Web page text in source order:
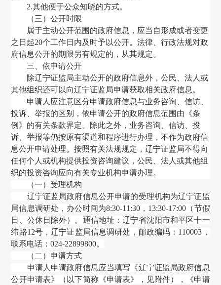
2.其他便于公众知晓的方式。
（三）公开时限
属于主动公开范围的政府信息 ， 应当自形成或者变更
之日起20个工作日内及时予以公开。法律、行政法规对政
府信息公开的期限另有规定的 ， 从其规定。
三、依申请公开
除辽宁证监局主动公开的政府信息外 ，公民、法人或
其他组织还可以向辽宁证监局申请获取相关政府信息。
申请人应注意区分申请政府信息与业务咨询、信访、
投诉、举报的区别
，依申请公开的政府信息范围由《条
例》的有关条款界定。除此之外 ， 业务咨询、信访、投
诉、举报等仍按原有渠道和程序进行办理 ，不作为政府信
息公开申请处理。按照有关法规规定 ，辽宁证监局不得向
任何个人或机构提供投资咨询建议 ，公民、法人或其他组
织的投资咨询应向有关专业机构申请办理。
（一）受理机构
辽宁证监局政府信息公开申请的受理机构为辽宁证监
局信息调研处，办公时间为8:30-11:30，13:30-17:00（节假
日、公休日除外）。通信地址：辽宁省沈阳市和平区十一
纬路12号，辽宁证监局信息调研处 ，邮政编码：110003，
联系电话：024-22899800。
（二）申请方式
申请人申请政府信息应当填写《辽宁证监局政府信息
公开申请表》（以下简称《申请表》，见附件），
《申请